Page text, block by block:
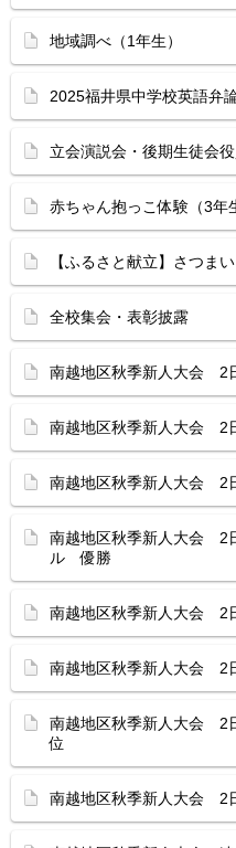
地域調べ（1年生）
2025福井県中学校英語弁
立会演説会・後期生徒会
赤ちゃん抱っこ体験（3年
【ふるさと献立】さつま
全校集会・表彰披露
南越地区秋季新人大会
南越地区秋季新人大会
南越地区秋季新人大会
南越地区秋季新人大会
ル 優勝
南越地区秋季新人大会
南越地区秋季新人大会
南越地区秋季新人大会
位
南越地区秋季新人大会